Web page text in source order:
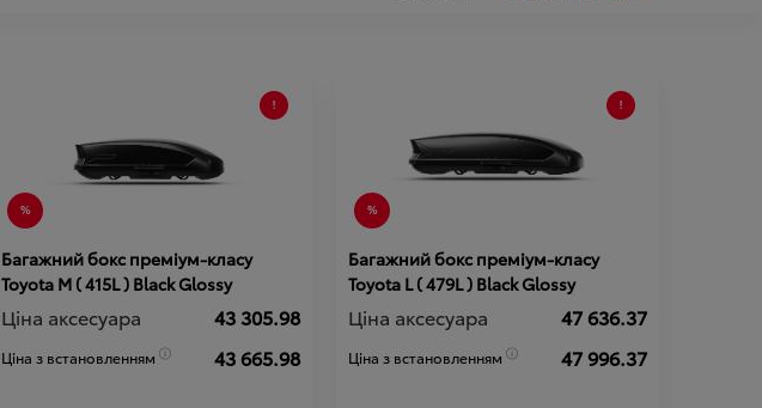
Багажний бокс преміум-класу
Toyota М ( 415L ) Black Glossy
Ціна аксесуара 43 305.98
Ціна з встановленням 43 665.98
Багажний бокс преміум-класу
Toyota L ( 479L ) Black Glossy
Ціна аксесуара 47 636.37
Ціна з встановленням 47 996.37